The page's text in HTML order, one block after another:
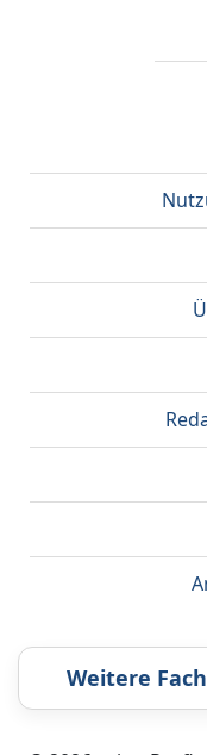
Weitere